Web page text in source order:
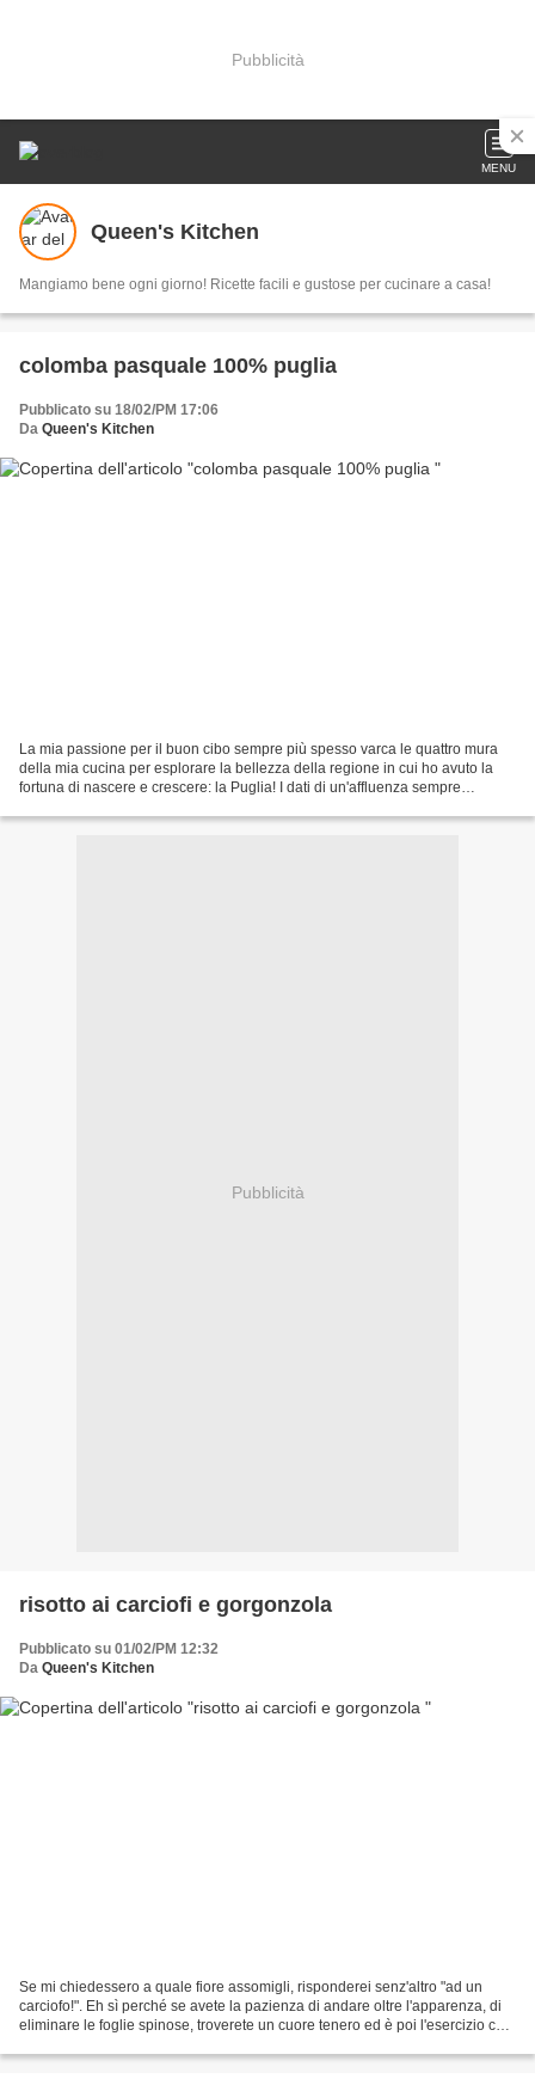
Pubblicità
MENU
Queen's Kitchen
Mangiamo bene ogni giorno! Ricette facili e gustose per cucinare a casa!
colomba pasquale 100% puglia
Pubblicato su 18/02/PM 17:06
Da Queen's Kitchen
La mia passione per il buon cibo sempre più spesso varca le quattro mura
della mia cucina per esplorare la bellezza della regione in cui ho avuto la
fortuna di nascere e crescere: la Puglia! I dati di un'affluenza sempre
Pubblicità
risotto ai carciofi e gorgonzola
Pubblicato su 01/02/PM 12:32
Da Queen's Kitchen
Se mi chiedessero a quale fiore assomigli, risponderei senz'altro "ad un
carciofo!". Eh sì perché se avete la pazienza di andare oltre l'apparenza, di
eliminare le foglie spinose, troverete un cuore tenero ed è poi l'esercizio che